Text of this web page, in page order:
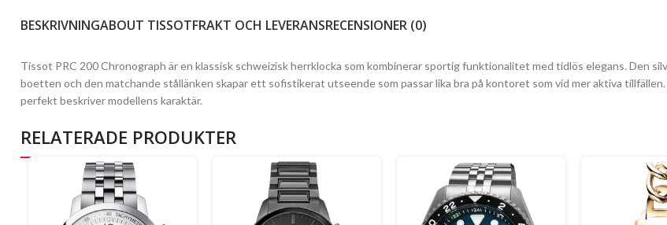
BESKRIVNINGABOUT TISSOTFRAKT OCH LEVERANSRECENSIONER (0)
Tissot PRC 200 Chronograph är en klassisk schweizisk herrklocka som kombinerar sportig funktionalitet med tidlös elegans. Den
boetten och den matchande stållänken skapar ett sofistikerat utseende som passar lika bra på kontoret som vid mer aktiva
perfekt beskriver modellens karaktär.
RELATERADE PRODUKTER